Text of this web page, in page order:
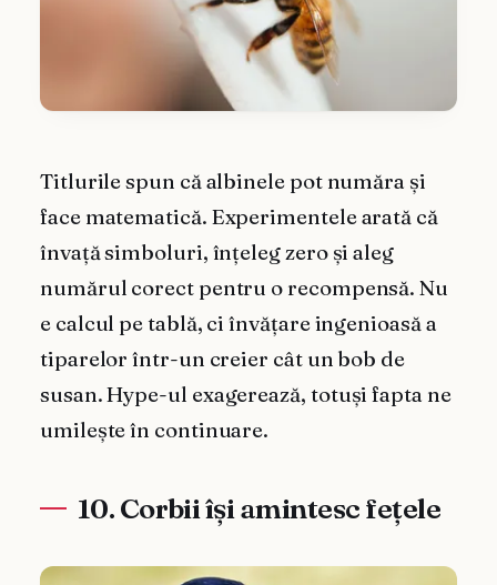
Titlurile spun că albinele pot număra și
face matematică. Experimentele arată că
învață simboluri, înțeleg zero și aleg
numărul corect pentru o recompensă. Nu
e calcul pe tablă, ci învățare ingenioasă a
tiparelor într-un creier cât un bob de
susan. Hype-ul exagerează, totuși fapta ne
umilește în continuare.
10. Corbii își amintesc fețele